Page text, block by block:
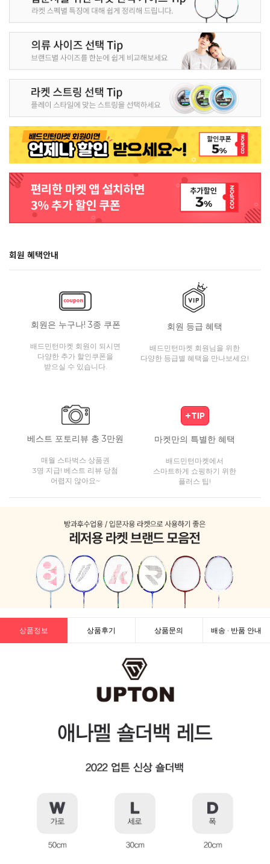
회원 혜택안내
회원은 누구나! 3종 쿠폰
배드민턴마켓 회원이 되시면
다양한 추가 할인쿠폰을
받으실 수 있습니다.
회원 등급 혜택
배드민턴마켓 회원님을 위한
다양한 등급별 혜택을 만나보세요!
베스트 포토리뷰 총 3만원
매월 스타벅스 상품권
3명 지급! 베스트 리뷰 당첨
어렵지 않아요~
마켓만의 특별한 혜택
배드민턴마켓에서
스마트하게 쇼핑하기 위한
플러스 팁!
상품정보 상품후기 상품문의 배송 · 반품 안내